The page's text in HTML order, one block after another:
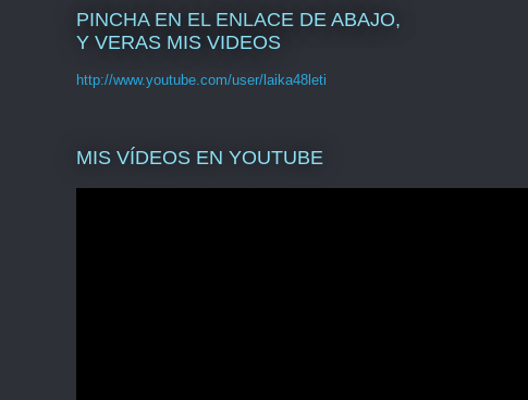
PINCHA EN EL ENLACE DE ABAJO,
Y VERAS MIS VIDEOS
http://www.youtube.com/user/laika48leti
MIS VÍDEOS EN YOUTUBE